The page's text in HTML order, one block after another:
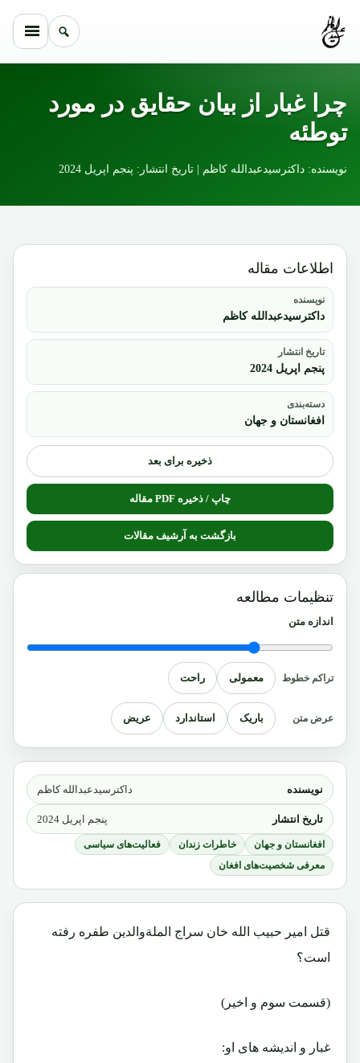
چرا غبار از بیان حقایق در مورد
توطئه
نویسنده: داکترسیدعبدالله کاظم | تاریخ انتشار: پنجم اپریل 2024
نویسنده داکترسیدعبدالله کاظم
تاریخ انتشار پنجم اپریل 2024
افغانستان و جهان خاطرات زندان
فعالیت‌های سیاسی
معرفی شخصیت‌های افغان
قتل امیر حبیب الله خان سراج الملةوالدین طفره رفته
است؟
(قسمت سوم و اخیر)
غبار و اندیشه های او:
اطلاعات مقاله
نویسنده
داکترسیدعبدالله کاظم
تاریخ انتشار
پنجم اپریل 2024
دسته‌بندی
افغانستان و جهان
ذخیره برای بعد
چاپ / ذخیره PDF مقاله
بازگشت به آرشیف مقالات
تنظیمات مطالعه
اندازه متن
تراکم خطوط معمولی راحت
عرض متن باریک استاندارد عریض